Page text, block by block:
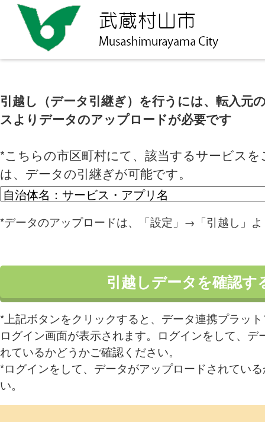
引越し（データ引継ぎ）を行うには、転入元
スよりデータのアップロードが必要です
*こちらの市区町村にて、該当するサービス
は、データの引継ぎが可能です。
*データのアップロードは、「設定」→「引越し」
*上記ボタンをクリックすると、データ連携プラッ
ログイン画面が表示されます。ログインをして、デ
れているかどうかご確認ください。
*ログインをして、データがアップロードされてい
い。